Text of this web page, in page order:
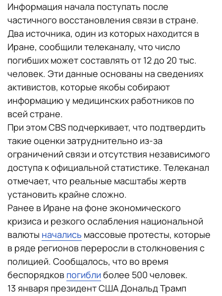
Информация начала поступать после
частичного восстановления связи в стране.
Два источника, один из которых находится в
Иране, сообщили телеканалу, что число
погибших может составлять от 12 до 20 тыс.
человек. Эти данные основаны на сведениях
активистов, которые якобы собирают
информацию у медицинских работников по
всей стране.
При этом CBS подчеркивает, что подтвердить
такие оценки затруднительно из-за
ограничений связи и отсутствия независимого
доступа к официальной статистике. Телеканал
отмечает, что реальные масштабы жертв
установить крайне сложно.
Ранее в Иране на фоне экономического
кризиса и резкого ослабления национальной
валюты начались массовые протесты, которые
в ряде регионов переросли в столкновения с
полицией. Сообщалось, что во время
беспорядков погибли более 500 человек.
13 января президент США Дональд Трамп